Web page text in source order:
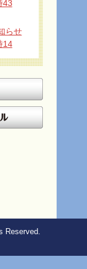
43
らせ
14
せ
44
らせ
Reserved.